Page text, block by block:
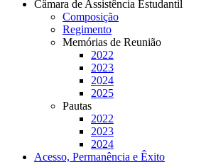
Câmara de Assistência Estudantil
Composição
Regimento
Memórias de Reunião
2022
2023
2024
2025
Pautas
2022
2023
2024
Acesso, Permanência e Êxito